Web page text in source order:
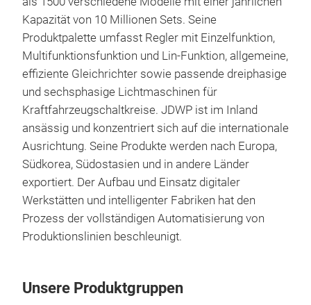
Kapazität von 10 Millionen Sets. Seine
Produktpalette umfasst Regler mit Einzelfunktion,
Multifunktionsfunktion und Lin-Funktion, allgemeine,
effiziente Gleichrichter sowie passende dreiphasige
und sechsphasige Lichtmaschinen für
Kraftfahrzeugschaltkreise. JDWP ist im Inland
ansässig und konzentriert sich auf die internationale
Ausrichtung. Seine Produkte werden nach Europa,
Südkorea, Südostasien und in andere Länder
exportiert. Der Aufbau und Einsatz digitaler
Werkstätten und intelligenter Fabriken hat den
Prozess der vollständigen Automatisierung von
Produktionslinien beschleunigt.
Unsere Produktgruppen